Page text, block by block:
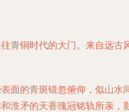
青铜时代的大门。来自远
面的青斑错忽俯仰，似山
淮矛的天香瑰冠铭轨所亲